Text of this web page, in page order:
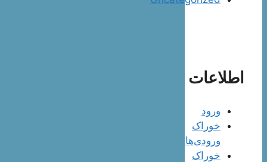
اطلاعات
ورود
خوراک
ورودی‌ها
خوراک